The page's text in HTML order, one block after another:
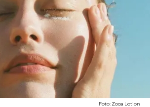
Foto: Zoca Lotion